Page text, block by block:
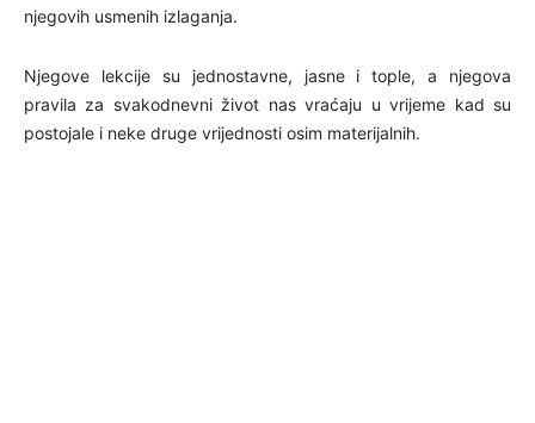
njegovih usmenih izlaganja.
Njegove lekcije su jednostavne, jasne i tople, a njegova
pravila za svakodnevni život nas vraćaju u vrijeme kad su
postojale i neke druge vrijednosti osim materijalnih.